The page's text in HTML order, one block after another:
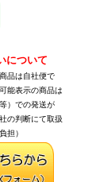
について
品は自社便で
能表示の商品は
）での発送が
の判断にて取扱
担）